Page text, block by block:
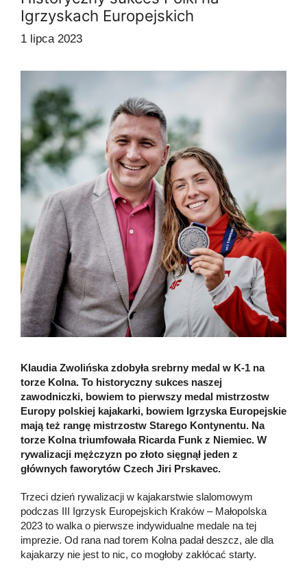
Igrzyskach Europejskich
1 lipca 2023
Klaudia Zwolińska zdobyła srebrny medal w K-1 na
torze Kolna. To historyczny sukces naszej
zawodniczki, bowiem to pierwszy medal mistrzostw
Europy polskiej kajakarki, bowiem Igrzyska Europejskie
mają też rangę mistrzostw Starego Kontynentu. Na
torze Kolna triumfowała Ricarda Funk z Niemiec. W
rywalizacji mężczyzn po złoto sięgnął jeden z
głównych faworytów Czech Jiri Prskavec.
Trzeci dzień rywalizacji w kajakarstwie slalomowym
podczas III Igrzysk Europejskich Kraków – Małopolska
2023 to walka o pierwsze indywidualne medale na tej
imprezie. Od rana nad torem Kolna padał deszcz, ale dla
kajakarzy nie jest to nic, co mogłoby zakłócać starty.